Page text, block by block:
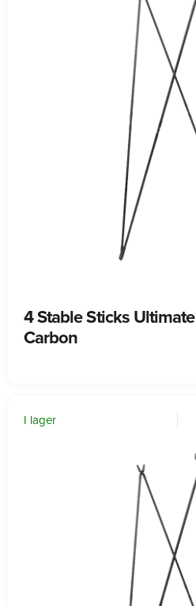
4 Stable Sticks Ultimate
Carbon
I lager